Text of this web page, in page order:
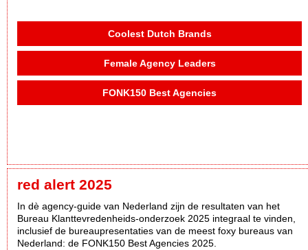
Coolest Dutch Brands
Female Agency Leaders
FONK150 Best Agencies
red alert 2025
In dè agency-guide van Nederland zijn de resultaten van het
Bureau Klanttevredenheids-onderzoek 2025 integraal te vinden,
inclusief de bureaupresentaties van de meest foxy bureaus van
Nederland: de FONK150 Best Agencies 2025.